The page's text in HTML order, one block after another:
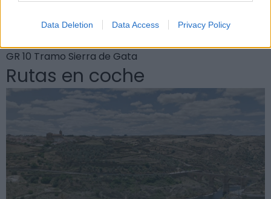
Data Deletion Data Access Privacy Policy
GR 10 Tramo Sierra de Gata
Rutas en coche